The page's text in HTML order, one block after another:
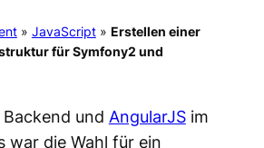
» JavaScript» Erstellen einer
für Symfony2 und
Backend und AngularJSim
war die Wahl für ein